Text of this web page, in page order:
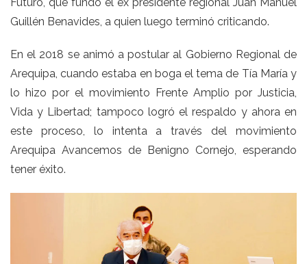
Guillén Benavides, a quien luego terminó criticando.
En el 2018 se animó a postular al Gobierno Regional de
Arequipa, cuando estaba en boga el tema de Tía María y
lo hizo por el movimiento Frente Amplio por Justicia,
Vida y Libertad; tampoco logró el respaldo y ahora en
este proceso, lo intenta a través del movimiento
Arequipa Avancemos de Benigno Cornejo, esperando
tener éxito.